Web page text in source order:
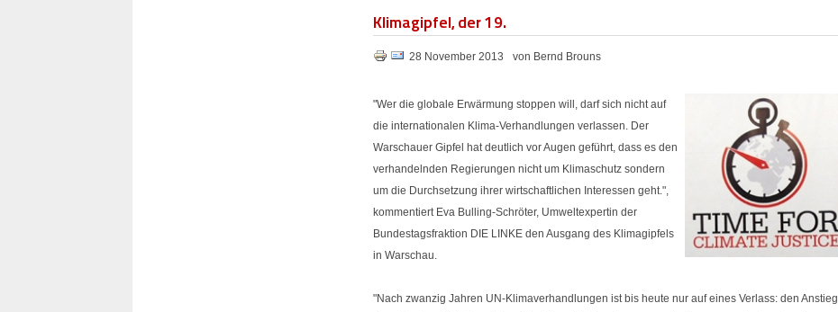
Klimagipfel, der 19.
28 November 2013 von Bernd Brouns
"Wer die globale Erwärmung stoppen will, darf sich nicht auf
die internationalen Klima-Verhandlungen verlassen. Der
Warschauer Gipfel hat deutlich vor Augen geführt, dass es den
verhandelnden Regierungen nicht um Klimaschutz sondern
um die Durchsetzung ihrer wirtschaftlichen Interessen geht.",
kommentiert Eva Bulling-Schröter, Umweltexpertin der
Bundestagsfraktion DIE LINKE den Ausgang des Klimagipfels
in Warschau.
"Nach zwanzig Jahren UN-Klimaverhandlungen ist bis heute nur auf eines Verlass: den Anstieg